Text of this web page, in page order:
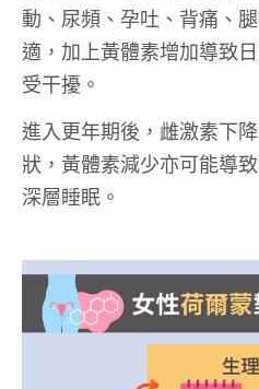
動、尿頻、孕吐、背痛、
適，加上黃體素增加導致
受干擾。
進入更年期後，雌激素下
狀，黃體素減少亦可能導
深層睡眠。